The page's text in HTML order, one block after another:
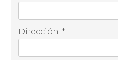
Dirección: *